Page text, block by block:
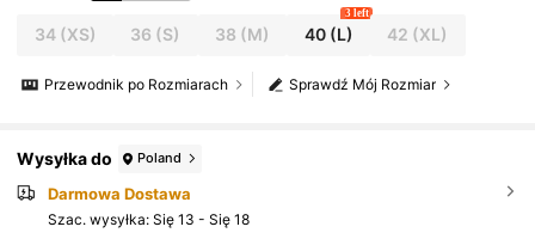
34(XS) 36 (S) 38 (M) 40(L)
3 left
42 (XL)
Sprawdź Mój Rozmiar
Przewodnik po Rozmiarach
Wysyłka do Poland
Darmowa Dostawa
Szac. wysyłka: Się 13 - Się 18